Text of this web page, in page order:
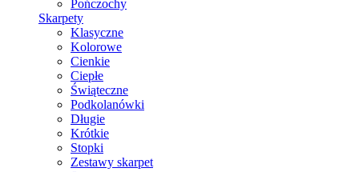
Pończochy
Skarpety
Klasyczne
Kolorowe
Cienkie
Ciepłe
Świąteczne
Podkolanówki
Długie
Krótkie
Stopki
Zestawy skarpet